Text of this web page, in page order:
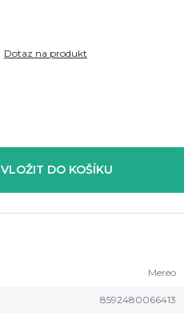
Dotaz na produkt
VLOŽIT DO KOŠÍKU
Mereo
8592480066413